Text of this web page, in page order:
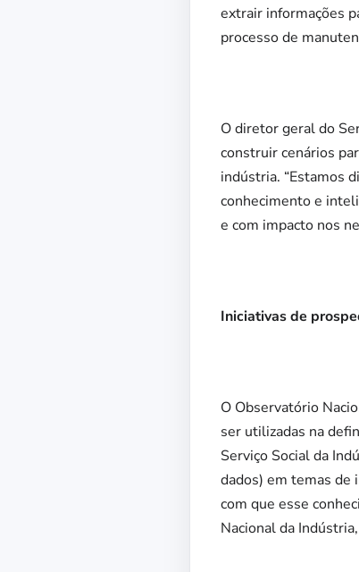
extrair informações
processo de
O diretor geral do
construir cenários
indústria. “Estamos
conhecimento e
e com impacto nos
Iniciativas de
O Observatório
ser utilizadas na
Serviço Social da
dados) em temas de
com que esse
Nacional da